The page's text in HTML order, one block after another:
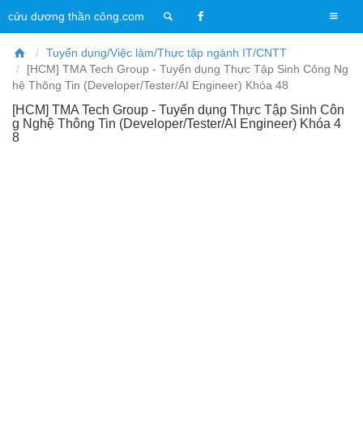
T
o
n
a
cửu dương thần công.com
Tuyển dụng/Việc làm/Thực tập ngành IT/CNTT
[HCM] TMA Tech Group - Tuyển dụng Thực Tập Sinh Công Ng
hệ Thông Tin (Developer/Tester/AI Engineer) Khóa 48
[HCM] TMA Tech Group - Tuyển dụng Thực Tập Sinh Côn
g Nghệ Thông Tin (Developer/Tester/AI Engineer) Khóa 4
8